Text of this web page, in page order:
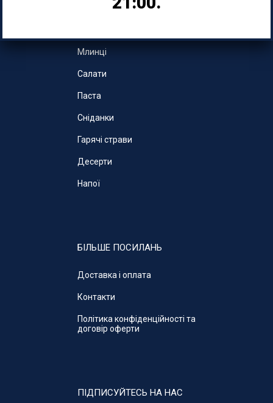
Млинці
Салати
Паста
Cніданки
Гарячі страви
Десерти
Напої
БІЛЬШЕ ПОСИЛАНЬ
Доставка і оплата
Контакти
Політика конфіденційності та
договір оферти
ПІДПИСУЙТЕСЬ НА НАС